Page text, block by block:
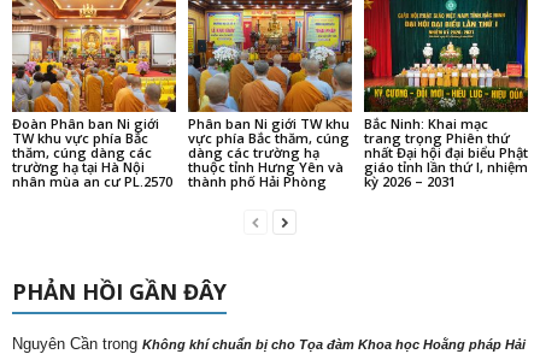
Đoàn Phân ban Ni giới
TW khu vực phía Bắc
thăm, cúng dàng các
trường hạ tại Hà Nội
nhân mùa an cư PL.2570
Phân ban Ni giới TW khu
vực phía Bắc thăm, cúng
dàng các trường hạ
thuộc tỉnh Hưng Yên và
thành phố Hải Phòng
Bắc Ninh: Khai mạc
trang trọng Phiên thứ
nhất Đại hội đại biểu Phật
giáo tỉnh lần thứ I, nhiệm
kỳ 2026 – 2031
PHẢN HỒI GẦN ĐÂY
Nguyên Cần trong Không khí chuẩn bị cho Tọa đàm Khoa học Hoằng pháp Hải